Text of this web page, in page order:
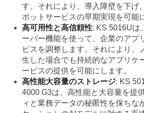
す。それにより、導入障壁を下げ
ボットサービスの早期実現を可能
高可用性と高信頼性: KS 5016Uは
ーバー機能を使って、企業のアプ
ビスを調整します。それにより、
生した場合でも持続的なアプリケ
ービスの提供を可能にします。
高性能大容量のストレージ: KS
4000 G3は、高性能と大容量を提
ィと業務データの秘匿性を保ちな